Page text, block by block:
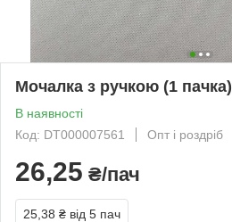
Мочалка з ручкою (1 пачка)
В наявності
Код: DT000007561
Опт і роздріб
26,25 ₴/пач
25,38 ₴ від 5 пач